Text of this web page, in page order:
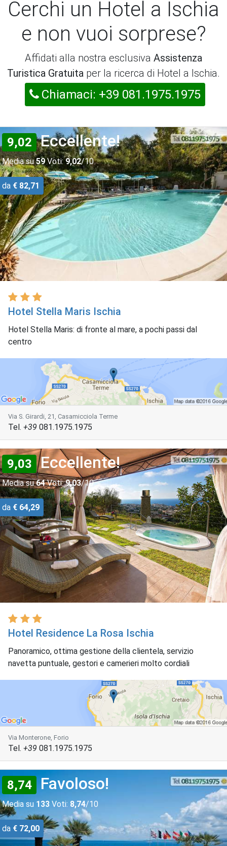
Cerchi un Hotel a Ischia
e non vuoi sorprese?
Affidati alla nostra esclusiva Assistenza
Turistica Gratuita per la ricerca di Hotel a Ischia.
Chiamaci: +39 081.1975.1975
9,02 Eccellente!
Media su59Voti: 9,02/10
da € 82,71
Hotel Stella Maris Ischia
Hotel Stella Maris: di fronte al mare, a pochi passi dal
centro
Via S. Girardi, 21, Casamicciola Terme
Tel. +39 081.1975.1975
9,03 Eccellente!
Media su64Voti: 9,03/10
da € 64,29
Hotel Residence La Rosa Ischia
Panoramico, ottima gestione della clientela, servizio
navetta puntuale, gestori e camerieri molto cordiali
Via Monterone, Forio
Tel. +39 081.1975.1975
8,74 Favoloso!
Media su 133 Voti: 8,74/10
da € 72,00